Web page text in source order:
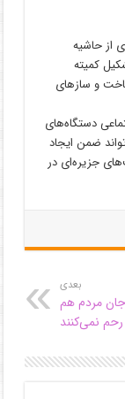
از حاشیه
کمیته
و ساخت و ساز‌های
دستگاه‌های
ضمن ایجاد
جزیره‌ای در
بعدی
مردم هم
رحم نمی‌کنند